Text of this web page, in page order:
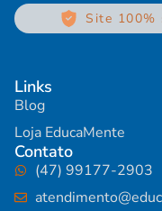
Site 100%
Links
Blog
Loja EducaMente
Contato
(47) 99177-2903